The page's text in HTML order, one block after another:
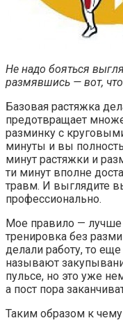
Не надо бояться
размявшись — вот, что
Базовая растяжка
предотвращает
разминку с
минуты и вы
минут растяжки и
ти минут вполне
травм. И выглядите
профессионально.
Мое правило — лучше
тренировка без
делали работу, то
называют
пульсе, но это уже
а пост пора
Таким образом к